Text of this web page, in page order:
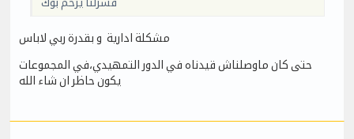
مشكلة ادارية و بقدرة ربي لاباس
حتى كان ماوصلناش قيدناه في الدور التمهيدي،في المجموعات
يكون حاظر ان شاء الله